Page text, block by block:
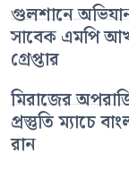
গুলশানে
সাবেক এমপি
গ্রেপ্তার
মিরাজের
প্রস্তুতি ম্যাচে
রান